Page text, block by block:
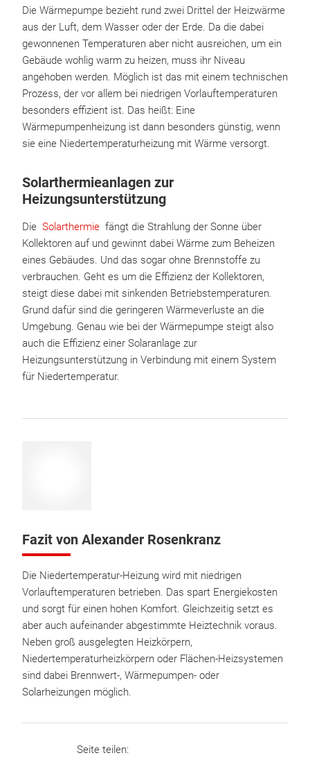
Die Wärmepumpe bezieht rund zwei Drittel der Heizwärme
aus der Luft, dem Wasser oder der Erde. Da die dabei
gewonnenen Temperaturen aber nicht ausreichen, um ein
Gebäude wohlig warm zu heizen, muss ihr Niveau
angehoben werden. Möglich ist das mit einem technischen
Prozess, der vor allem bei niedrigen Vorlauftemperaturen
besonders effizient ist. Das heißt: Eine
Wärmepumpenheizung ist dann besonders günstig, wenn
sie eine Niedertemperaturheizung mit Wärme versorgt.
Solarthermieanlagen zur
Heizungsunterstützung
Die Solarthermie fängt die Strahlung der Sonne über
Kollektoren auf und gewinnt dabei Wärme zum Beheizen
eines Gebäudes. Und das sogar ohne Brennstoffe zu
verbrauchen. Geht es um die Effizienz der Kollektoren,
steigt diese dabei mit sinkenden Betriebstemperaturen.
Grund dafür sind die geringeren Wärmeverluste an die
Umgebung. Genau wie bei der Wärmepumpe steigt also
auch die Effizienz einer Solaranlage zur
Heizungsunterstützung in Verbindung mit einem System
für Niedertemperatur.
Fazit von Alexander Rosenkranz
Die Niedertemperatur-Heizung wird mit niedrigen
Vorlauftemperaturen betrieben. Das spart Energiekosten
und sorgt für einen hohen Komfort. Gleichzeitig setzt es
aber auch aufeinander abgestimmte Heiztechnik voraus.
Neben groß ausgelegten Heizkörpern,
Niedertemperaturheizkörpern oder Flächen-Heizsystemen
sind dabei Brennwert-, Wärmepumpen- oder
Solarheizungen möglich.
Seite teilen: